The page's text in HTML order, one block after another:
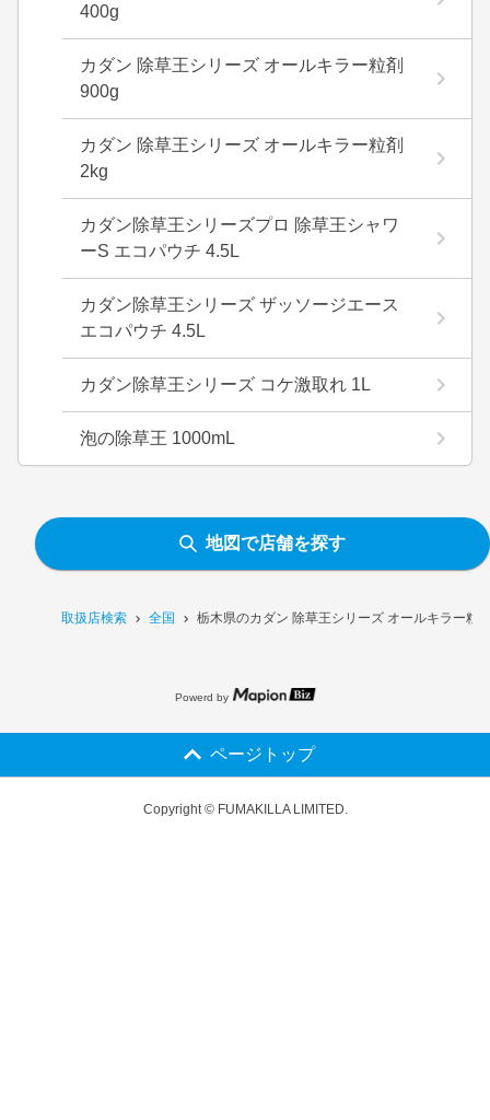
取扱店検索 全国 栃木県のカダン 除草王シリーズ オールキラー粒
400g
カダン 除草王シリーズ オールキラー粒剤
900g
カダン 除草王シリーズ オールキラー粒剤
2kg
カダン除草王シリーズプロ 除草王シャワ
ーS エコパウチ 4.5L
カダン除草王シリーズ ザッソージエース
エコパウチ 4.5L
カダン除草王シリーズ コケ激取れ 1L
泡の除草王 1000mL
地図で店舗を探す
Powerd by
ページトップ
Copyright © FUMAKILLA LIMITED.